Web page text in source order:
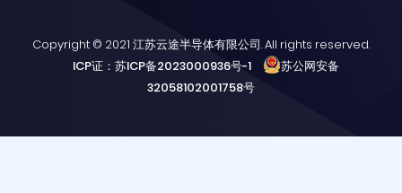
Copyright © 2021 江苏云途半导体有限公司. All rights reserved.
ICP证：苏ICP备2023000936号-1
苏公网安备
32058102001758号